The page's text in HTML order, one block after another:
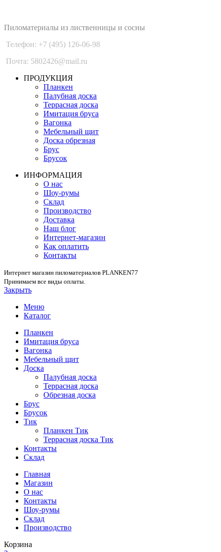
Пиломатериалы из лиственницы и сосны
Телефон: +7 (495) 126-06-98
Почта: 5802426@mail.ru
ПРОДУКЦИЯ
Планкен
Палубная доска
Террасная доска
Имитация бруса
Вагонка
Мебельный щит
Доска обрезная
Брус
Брусок
ИНФОРМАЦИЯ
О нас
Шоу-румы
Склад
Производство
Доставка
Наш блог
Интернет-магазин
Как оплатить
Контакты
Интернет магазин пиломатериалов PLANKEN77
Принимаем все виды оплаты.
Закрыть
Меню
Каталог
Планкен
Имитация бруса
Вагонка
Мебельный щит
Доска
Палубная доска
Террасная доска
Обрезная доска
Брус
Брусок
Тик
Планкен Тик
Террасная доска Тик
Контакты
Склад
Главная
Магазин
О нас
Контакты
Шоу-румы
Склад
Производство
Корзина